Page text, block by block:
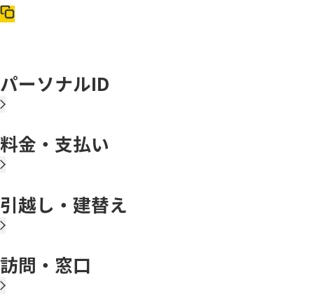
パーソナルID
料金・支払い
引越し・建替え
訪問・窓口